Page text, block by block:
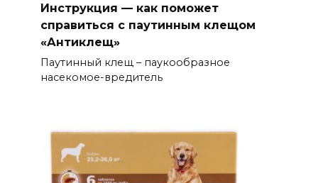
Инструкция — как поможет
справиться с паутинным клещом
«Антиклещ»
Паутинный клещ – паукообразное
насекомое-вредитель